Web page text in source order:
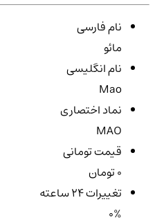
نام فارسی
مائو
نام انگلیسی
Mao
نماد اختصاری
MAO
قیمت تومانی
تغییرات ۲۴ ساعته
0%